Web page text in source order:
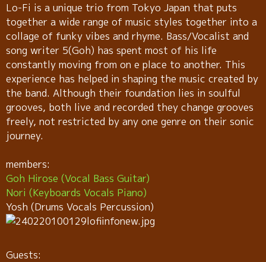
Lo-Fi is a unique trio from Tokyo Japan that puts
together a wide range of music styles together into a
collage of funky vibes and rhyme. Bass/Vocalist and
song writer 5(Goh) has spent most of his life
constantly moving from on e place to another. This
experience has helped in shaping the music created by
the band. Although their foundation lies in soulful
grooves, both live and recorded they change grooves
freely, not restricted by any one genre on their sonic
journey.
members:
Goh Hirose (Vocal Bass Guitar)
Nori (Keyboards Vocals Piano)
Yosh (Drums Vocals Percussion)
Guests: